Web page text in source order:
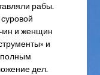
рабы.
и женщин
и
полным
дел.